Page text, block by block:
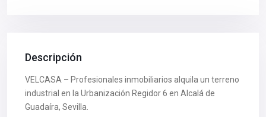
Descripción
VELCASA – Profesionales inmobiliarios alquila un terreno
industrial en la Urbanización Regidor 6 en Alcalá de
Guadaíra, Sevilla.